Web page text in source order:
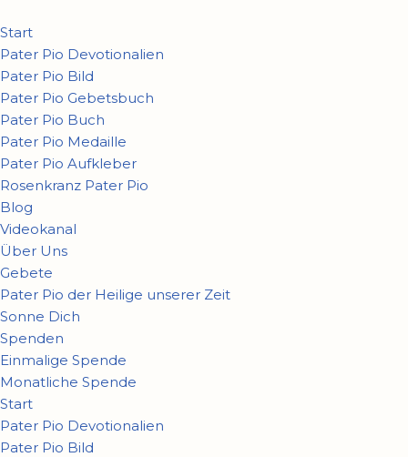
Zum
Inhalt
springen
Start
Pater Pio Devotionalien
Pater Pio Bild
Pater Pio Gebetsbuch
Pater Pio Buch
Pater Pio Medaille
Pater Pio Aufkleber
Rosenkranz Pater Pio
Blog
Videokanal
Über Uns
Gebete
Pater Pio der Heilige unserer Zeit
Sonne Dich
Spenden
Einmalige Spende
Monatliche Spende
Start
Pater Pio Devotionalien
Pater Pio Bild